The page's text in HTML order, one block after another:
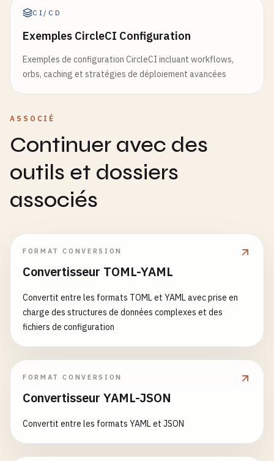
CI/CD
Exemples CircleCI Configuration
Exemples de configuration CircleCI incluant workflows,
orbs, caching et stratégies de déploiement avancées
ASSOCIÉ
Continuer avec des
outils et dossiers
associés
FORMAT CONVERSION
Convertisseur TOML-YAML
Convertit entre les formats TOML et YAML avec prise en
charge des structures de données complexes et des
fichiers de configuration
FORMAT CONVERSION
Convertisseur YAML-JSON
Convertit entre les formats YAML et JSON